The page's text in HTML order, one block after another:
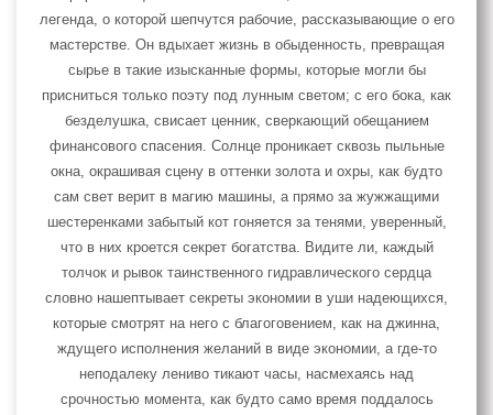
легенда, о которой шепчутся рабочие, рассказывающие о его
мастерстве. Он вдыхает жизнь в обыденность, превращая
сырье в такие изысканные формы, которые могли бы
присниться только поэту под лунным светом; с его бока, как
безделушка, свисает ценник, сверкающий обещанием
финансового спасения. Солнце проникает сквозь пыльные
окна, окрашивая сцену в оттенки золота и охры, как будто
сам свет верит в магию машины, а прямо за жужжащими
шестеренками забытый кот гоняется за тенями, уверенный,
что в них кроется секрет богатства. Видите ли, каждый
толчок и рывок таинственного гидравлического сердца
словно нашептывает секреты экономии в уши надеющихся,
которые смотрят на него с благоговением, как на джинна,
ждущего исполнения желаний в виде экономии, а где-то
неподалеку лениво тикают часы, насмехаясь над
срочностью момента, как будто само время поддалось